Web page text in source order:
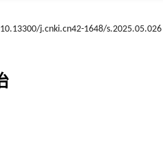
10.13300/j.cnki.cn42-1648/s.2025.05.026